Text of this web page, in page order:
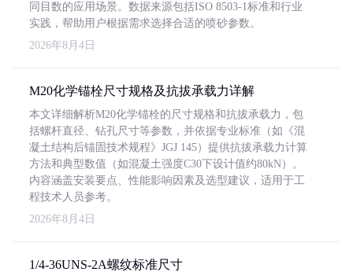
同目数的应用场景。数据来源包括ISO 8503-1标准和行业
实践，帮助用户根据需求选择合适的喷砂参数。
2026年8月4日
M20化学锚栓尺寸规格及抗拔承载力详解
本文详细解析M20化学锚栓的尺寸规格和抗拔承载力，包
括螺杆直径、钻孔尺寸等参数，并依据专业标准（如《混
凝土结构后锚固技术规程》JGJ 145）提供抗拔承载力计算
方法和典型数值（如混凝土强度C30下设计值约80kN）。
内容涵盖安装要点、性能影响因素及选型建议，适用于工
程技术人员参考。
2026年8月4日
1/4-36UNS-2A螺纹标准尺寸